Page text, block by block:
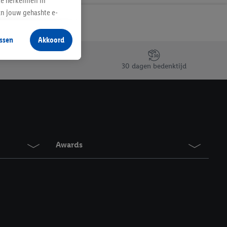
30 dagen bedenktijd
Awards
jouw gehashte e-
producten waarin je
te plaatsen
verschillende
kunnen worden
vergelijkbare
in te
Akkoord